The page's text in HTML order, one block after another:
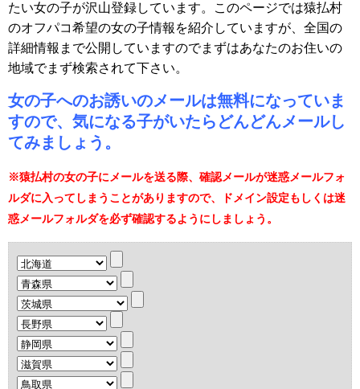
たい女の子が沢山登録しています。このページでは猿払村
のオフパコ希望の女の子情報を紹介していますが、全国の
詳細情報まで公開していますのでまずはあなたのお住いの
地域でまず検索されて下さい。
女の子へのお誘いのメールは無料になっていま
すので、気になる子がいたらどんどんメールし
てみましょう。
※猿払村の女の子にメールを送る際、確認メールが迷惑メールフォ
ルダに入ってしまうことがありますので、ドメイン設定もしくは迷
惑メールフォルダを必ず確認するようにしましょう。